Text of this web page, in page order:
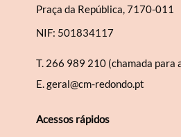
Praça da República, 7170-011
NIF: 501834117
T. 266 989 210 (chamada para
E.geral@cm-redondo.pt
Acessos rápidos